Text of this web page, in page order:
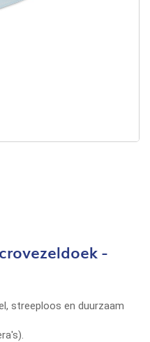
-
streeploos en duurzaam